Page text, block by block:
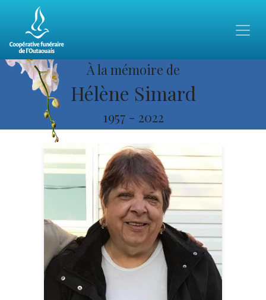
À la mémoire de
Hélène Simard
1957 - 2022